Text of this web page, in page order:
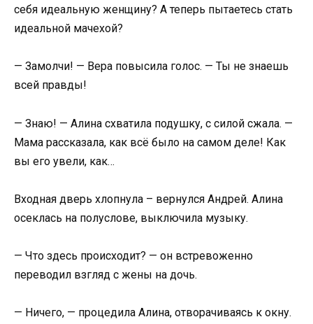
себя идеальную женщину? А теперь пытаетесь стать
идеальной мачехой?
— Замолчи! — Вера повысила голос. — Ты не знаешь
всей правды!
— Знаю! — Алина схватила подушку, с силой сжала. —
Мама рассказала, как всё было на самом деле! Как
вы его увели, как…
Входная дверь хлопнула – вернулся Андрей. Алина
осеклась на полуслове, выключила музыку.
— Что здесь происходит? — он встревоженно
переводил взгляд с жены на дочь.
— Ничего, — процедила Алина, отворачиваясь к окну.